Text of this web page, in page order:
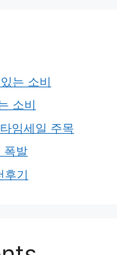
는 소비
소비
임세일 주목
폭발
후기